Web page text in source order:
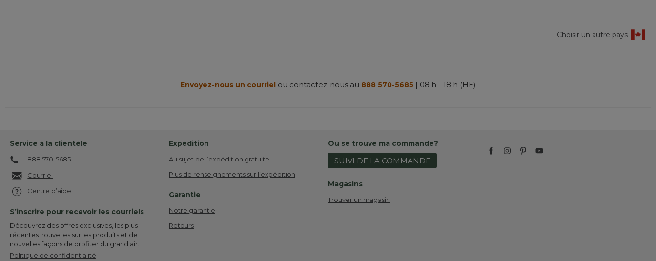
Choisir un autre pays
Envoyez-nous un courrielou contactez-nous au 888 570-5685 | 08 h - 18 h (HE)
Service à la clientèle
888 570-5685
Courriel
Centre d’aide
S’inscrire pour recevoir les courriels
Découvrez des offres exclusives, les plus
récentes nouvelles sur les produits et de
nouvelles façons de profiter du grand air.
Politique de confidentialité
Expédition
Au sujet de l’expédition gratuite
Plus de renseignements sur l’expédition
Garantie
Notre garantie
Retours
Où se trouve ma commande?
SUIVI DE LA COMMANDE
Magasins
Trouver un magasin